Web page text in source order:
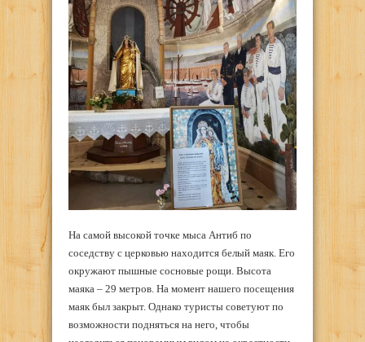
На самой высокой точке мыса Антиб по
соседству с церковью находится белый маяк. Его
окружают пышные сосновые рощи. Высота
маяка – 29 метров. На момент нашего посещения
маяк был закрыт. Однако туристы советуют по
возможности подняться на него, чтобы